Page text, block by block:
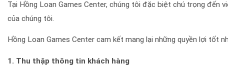
Tại Hồng Loan Games Center, chúng tôi đặc biệt chú trọng đến
của chúng tôi.
Hồng Loan Games Center cam kết mang lại những quyền lợi tốt
1. Thu thập thông tin khách hàng